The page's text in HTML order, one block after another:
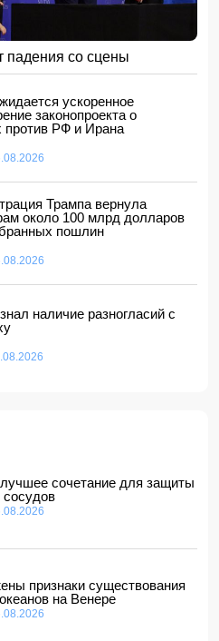
КНДР баллистической
330 разыскиваемых
Шамахинском районе пастух
упав с балкона
необходимости мы будем
Украине
возвращено более 191 млн
Наримана Ахундзаде
на новую должность
на 7 августа
падения со сцены
ускоренное
законопроекта о
против РФ и Ирана
Трампа вернула
около 100 млрд долларов
пошлин
наличие разногласий с
сочетание для защиты
признаки существования
на Венере